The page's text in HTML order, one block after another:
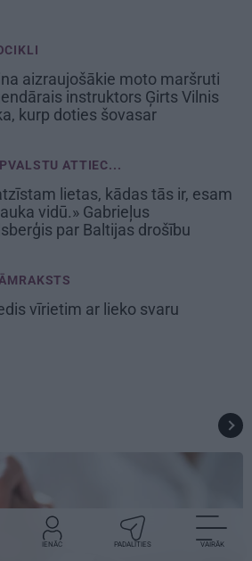
aizraujošākie moto maršruti
instruktors Ģirts Vilnis
kurp doties šovasar
ATTIEC...
lietas, kādas tās ir, esam
vidū.» Gabrieļus
par Baltijas drošību
vīrietim ar lieko svaru
IENĀC PADALĪTIES VAIRĀK